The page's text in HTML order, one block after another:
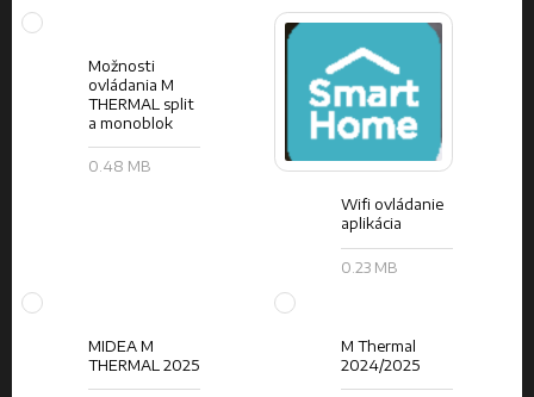
Možnosti
ovládania M
THERMAL split
a monoblok
0.48 MB
Wifi ovládanie
aplikácia
0.23 MB
MIDEA M
THERMAL 2025
M Thermal
2024/2025